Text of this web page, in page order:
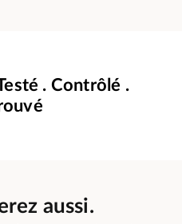
. Contrôlé .
aussi.